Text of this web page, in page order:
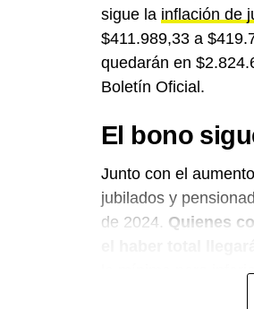
sigue la inflación de
$411.989,33 a
quedarán en
Boletín Oficial.
El bono
Junto con el
jubilados y
de 2024. Quienes
la mínima pero
mismo piso. Como